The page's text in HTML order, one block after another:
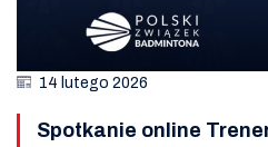
14 lutego 2026
Spotkanie online